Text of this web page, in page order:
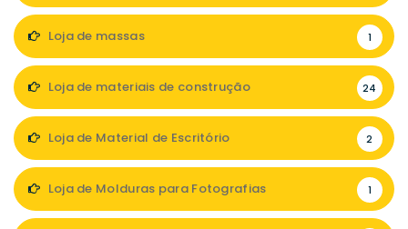
Loja de massas 1
Loja de materiais de construção 24
Loja de Material de Escritório 2
Loja de Molduras para Fotografias 1